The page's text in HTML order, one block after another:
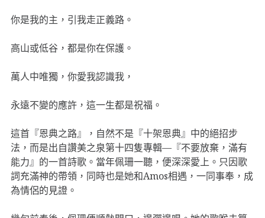
你是我的主，引我走正義路。
高山或低谷，都是你在保護。
萬人中唯獨，你愛我認識我，
永遠不變的應許，這一生都是祝福。
這首『恩典之路』，自然不是『十架恩典』中的絕招步
法，而是出自讚美之泉第十四隻專輯—『不要放棄，滿有
能力』的一首詩歌。當年佩珊一聽，便深深愛上。只因歌
詞充滿神的帶領，同時也是她和Amos相遇，一同事奉，成
為情侶的見證。